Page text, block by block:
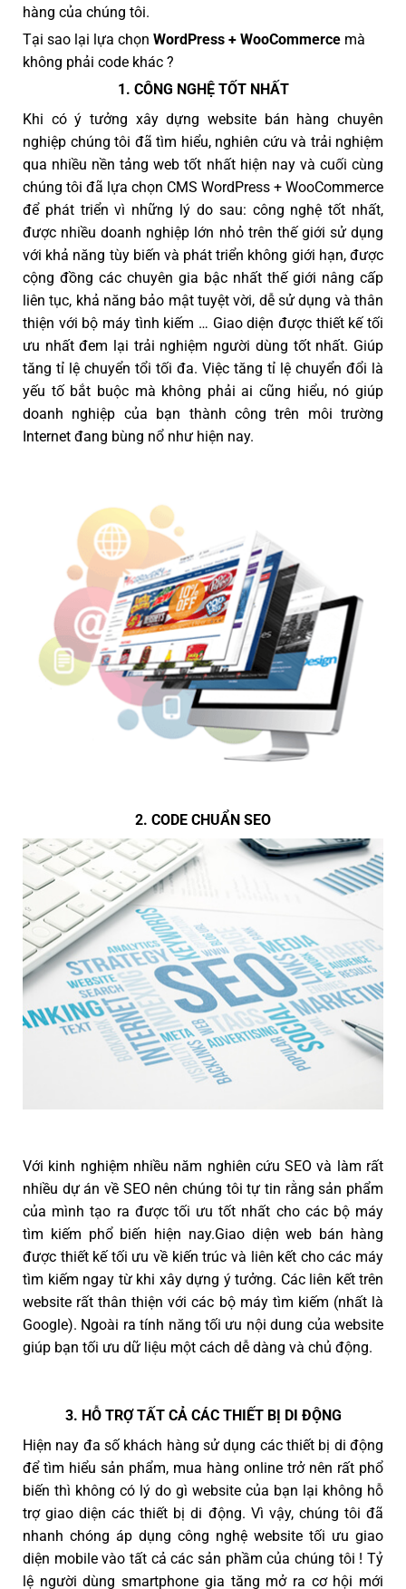
hàng của chúng tôi.
Tại sao lại lựa chọn WordPress + WooCommerce mà
không phải code khác ?
1. CÔNG NGHỆ TỐT NHẤT
Khi có ý tưởng xây dựng website bán hàng chuyên
nghiệp chúng tôi đã tìm hiểu, nghiên cứu và trải nghiệm
qua nhiều nền tảng web tốt nhất hiện nay và cuối cùng
chúng tôi đã lựa chọn CMS WordPress + WooCommerce
để phát triển vì những lý do sau: công nghệ tốt nhất,
được nhiều doanh nghiệp lớn nhỏ trên thế giới sử dụng
với khả năng tùy biến và phát triển không giới hạn, được
cộng đồng các chuyên gia bậc nhất thế giới nâng cấp
liên tục, khả năng bảo mật tuyệt vời, dễ sử dụng và thân
thiện với bộ máy tình kiếm … Giao diện được thiết kế tối
ưu nhất đem lại trải nghiệm người dùng tốt nhất. Giúp
tăng tỉ lệ chuyển tổi tối đa. Việc tăng tỉ lệ chuyển đổi là
yếu tố bắt buộc mà không phải ai cũng hiểu, nó giúp
doanh nghiệp của bạn thành công trên môi trường
Internet đang bùng nổ như hiện nay.
2. CODE CHUẨN SEO
Với kinh nghiệm nhiều năm nghiên cứu SEO và làm rất
nhiều dự án về SEO nên chúng tôi tự tin rằng sản phẩm
của mình tạo ra được tối ưu tốt nhất cho các bộ máy
tìm kiếm phổ biến hiện nay.Giao diện web bán hàng
được thiết kế tối ưu về kiến trúc và liên kết cho các máy
tìm kiếm ngay từ khi xây dựng ý tưởng. Các liên kết trên
website rất thân thiện với các bộ máy tìm kiếm (nhất là
Google). Ngoài ra tính năng tối ưu nội dung của website
giúp bạn tối ưu dữ liệu một cách dễ dàng và chủ động.
3. HỖ TRỢ TẤT CẢ CÁC THIẾT BỊ DI ĐỘNG
Hiện nay đa số khách hàng sử dụng các thiết bị di động
để tìm hiểu sản phẩm, mua hàng online trở nên rất phổ
biến thì không có lý do gì website của bạn lại không hỗ
trợ giao diện các thiết bị di động. Vì vậy, chúng tôi đã
nhanh chóng áp dụng công nghệ website tối ưu giao
diện mobile vào tất cả các sản phầm của chúng tôi ! Tỷ
lệ người dùng smartphone gia tăng mở ra cơ hội mới